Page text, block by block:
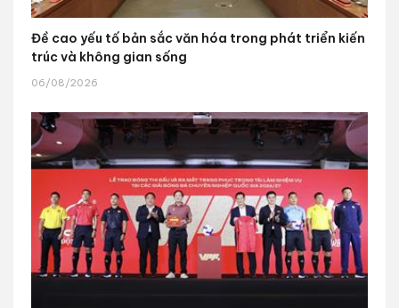
Đề cao yếu tố bản sắc văn hóa trong phát triển kiến
trúc và không gian sống
06/08/2026